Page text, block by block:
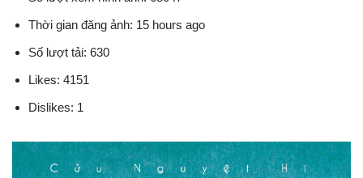
Thời gian đăng ảnh: 15 hours ago
Số lượt tải: 630
Likes: 4151
Dislikes: 1